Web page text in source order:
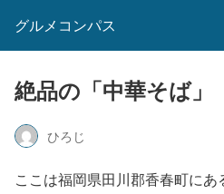
グルメコンパス
絶品の「中華そば」
ひろじ
ここは福岡県田川郡香春町に